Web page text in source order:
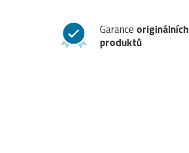
Garance originálních
produktů